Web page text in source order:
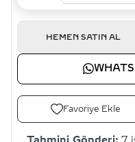
HEMEN SATIN AL
Favoriye Ekle